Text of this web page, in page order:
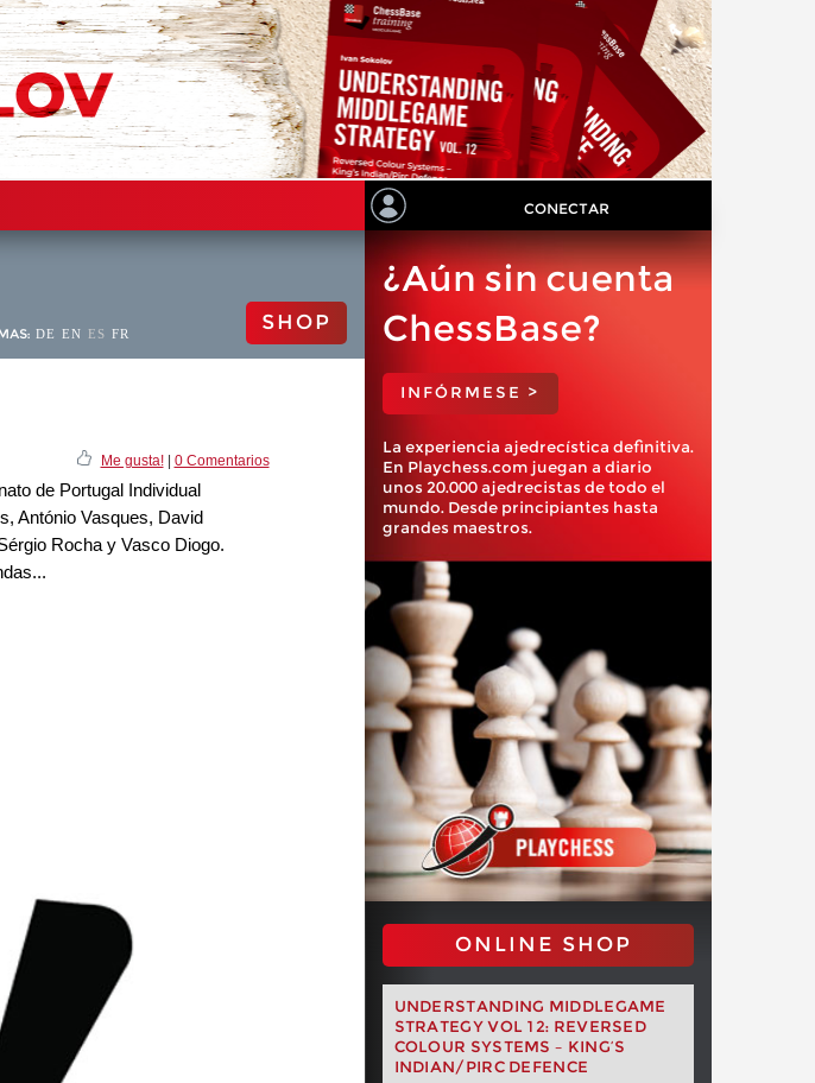
CONECTAR
DE EN ES FR SHOP
Me gusta!| 0 Comentarios
de Portugal Individual
António Vasques, David
Rocha y Vasco Diogo.
¿Aún sin cuenta
ChessBase?
INFÓRMESE >
La experiencia ajedrecística definitiva.
En Playchess.com juegan a diario
unos 20.000 ajedrecistas de todo el
mundo. Desde principiantes hasta
grandes maestros.
ONLINE SHOP
UNDERSTANDING MIDDLEGAME
STRATEGY VOL 12: REVERSED
COLOUR SYSTEMS – KING’S
INDIAN/PIRC DEFENCE